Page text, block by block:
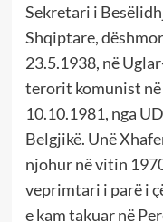
Sekretari i
Shqiptare,
23.5.1938, në
terorit komunist në
10.10.1981, nga
Belgjikë. Unë
njohur në vitin
veprimtari i parë i
e kam takuar në